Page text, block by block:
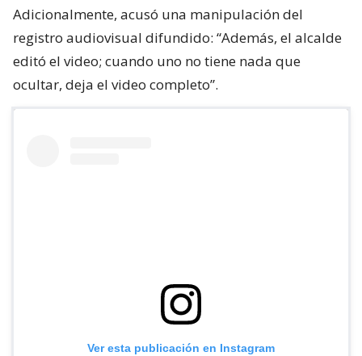
Adicionalmente, acusó una manipulación del
registro audiovisual difundido: “Además, el alcalde
editó el video; cuando uno no tiene nada que
ocultar, deja el video completo”.
Ver esta publicación en Instagram